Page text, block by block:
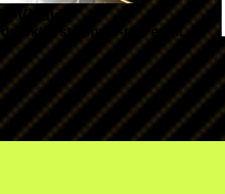
Vivaldi
lekkerste spare-ribs eten!